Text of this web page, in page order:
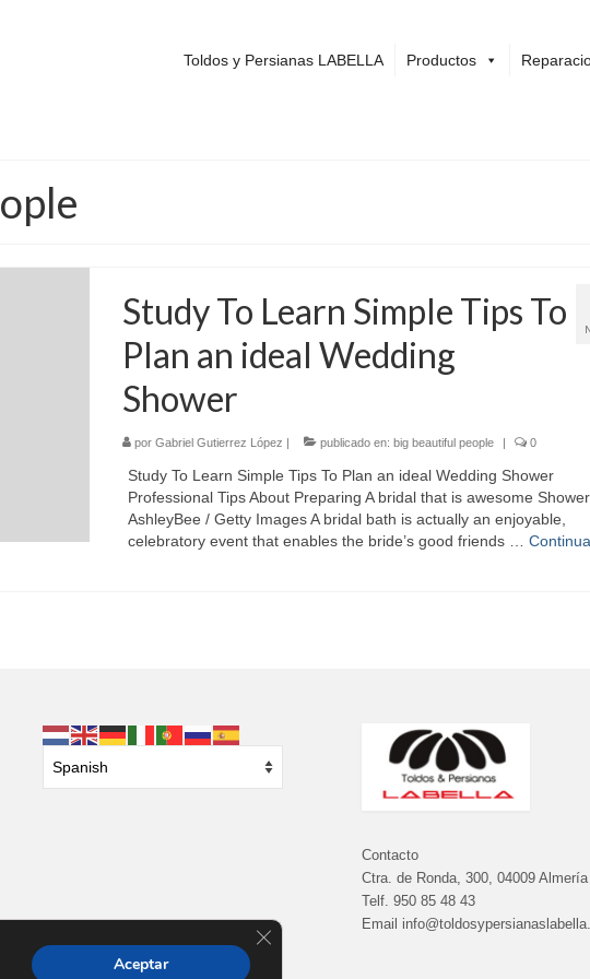
Toldos y Persianas LABELLA Productos
Study To Learn Simple Tips To
Plan an ideal Wedding
Shower
por Gabriel Gutierrez López | publicado en: big beautiful people | 0
Study To Learn Simple Tips To Plan an ideal Wedding Shower
Professional Tips About Preparing A bridal that is awesome Shower
AshleyBee / Getty Images A bridal bath is actually an enjoyable,
celebratory event that enables the bride’s good friends …
Contacto
Ctra. de Ronda, 300, 04009 Almería
Telf. 950 85 48 43
Email
Aceptar
Cerrar el banner de cookies RGPD